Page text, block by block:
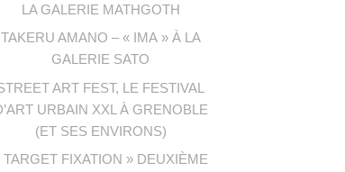
LA GALERIE MATHGOTH
TAKERU AMANO – « IMA » À LA
GALERIE SATO
ART FEST, LE FESTIVAL
URBAIN XXL À GRENOBLE
(ET SES ENVIRONS)
TARGET FIXATION » DEUXIÈME